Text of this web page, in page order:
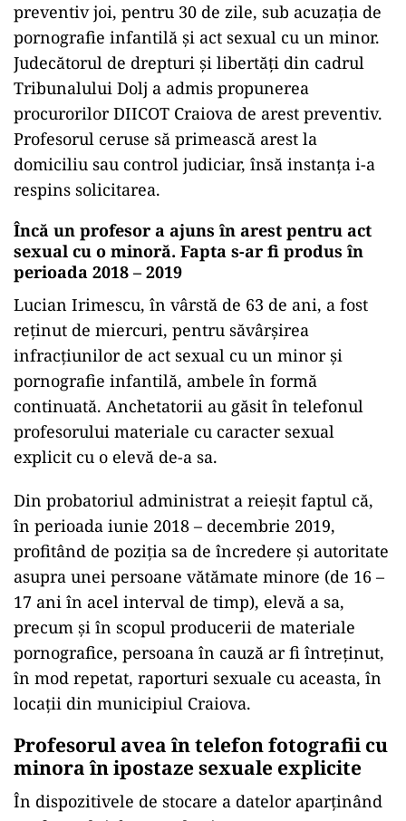
preventiv joi, pentru 30 de zile, sub acuzația de
pornografie infantilă și act sexual cu un minor.
Judecătorul de drepturi și libertăți din cadrul
Tribunalului Dolj a admis propunerea
procurorilor DIICOT Craiova de arest preventiv.
Profesorul ceruse să primească arest la
domiciliu sau control judiciar, însă instanța i-a
respins solicitarea.
Încă un profesor a ajuns în arest pentru act
sexual cu o minoră. Fapta s-ar fi produs în
perioada 2018 – 2019
Lucian Irimescu, în vârstă de 63 de ani, a fost
reținut de miercuri, pentru săvârșirea
infracțiunilor de act sexual cu un minor și
pornografie infantilă, ambele în formă
continuată. Anchetatorii au găsit în telefonul
profesorului materiale cu caracter sexual
explicit cu o elevă de-a sa.
Din probatoriul administrat a reieșit faptul că,
în perioada iunie 2018 – decembrie 2019,
profitând de poziția sa de încredere și autoritate
asupra unei persoane vătămate minore (de 16 –
17 ani în acel interval de timp), elevă a sa,
precum și în scopul producerii de materiale
pornografice, persoana în cauză ar fi întreținut,
în mod repetat, raporturi sexuale cu aceasta, în
locații din municipiul Craiova.
Profesorul avea în telefon fotografii cu
minora în ipostaze sexuale explicite
În dispozitivele de stocare a datelor aparținând